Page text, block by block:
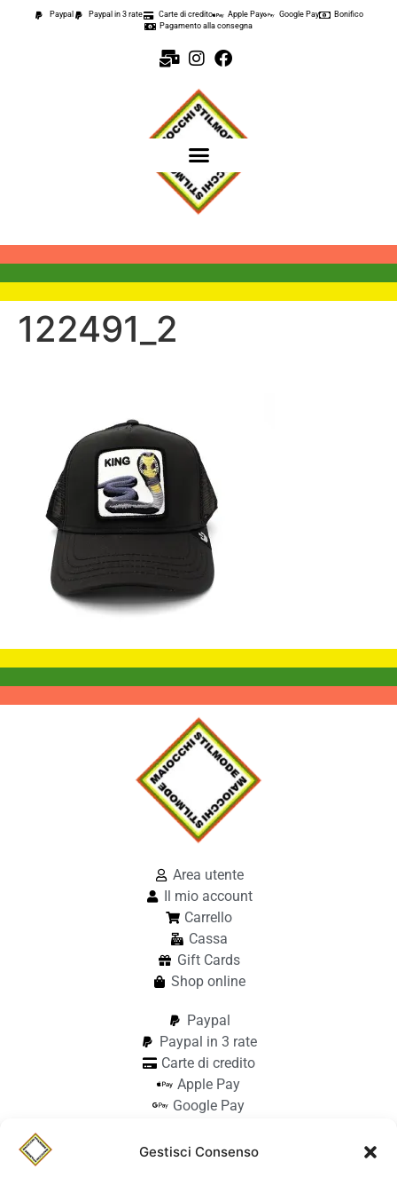
Gestisci Consenso
contenuto
Paypal Paypal in 3 rate Carte di credito Apple Pay Google Pay
Bonifico
Pagamento alla consegna
122491_2
Area utente
Il mio account
Carrello
Cassa
Gift Cards
Shop online
Paypal
Paypal in 3 rate
Carte di credito
Apple Pay
Google Pay
Pagamento alla consegna